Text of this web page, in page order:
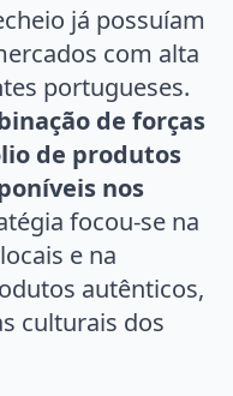
já possuíam
com alta
portugueses.
de forças
de produtos
nos
focou-se na
e na
autênticos,
culturais dos